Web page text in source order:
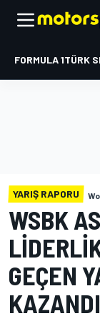
FORMULA 1TÜRK
YARIŞ RAPORU
WSBK
GEÇEN